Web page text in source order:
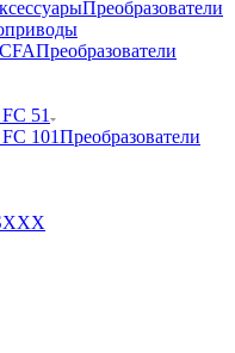
Преобразователи
Преобразователи
51
101Преобразователи